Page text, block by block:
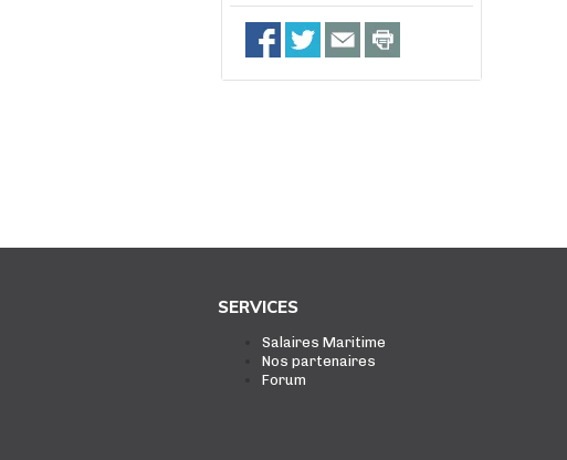
SERVICES
Salaires Maritime
Nos partenaires
Forum